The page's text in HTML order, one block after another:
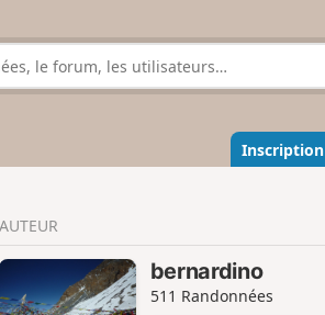
Inscription
AUTEUR
bernardino
511 Randonnées